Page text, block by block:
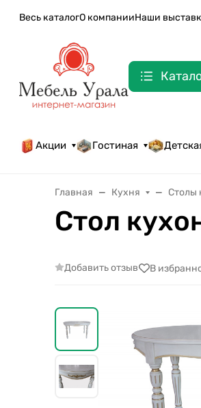
Весь каталогО компанииНаши
Акции Гостиная
Главная Кухня Столы
Стол
Добавить отзыв В